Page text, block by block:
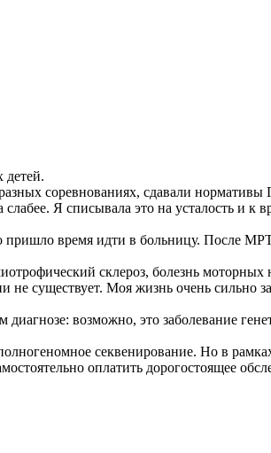
детей.
соревнованиях, сдавали
Я списывала это на усталость и
время идти в больницу. После
склероз, болезнь моторных
не существует. Моя жизнь очень сильно
возможно, это заболевание
секвенирование. Но в
оплатить дорогостоящее